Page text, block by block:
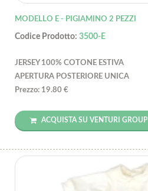
MODELLO E - PIGIAMINO 2 PEZZI
Codice Prodotto: 3500-E
JERSEY 100% COTONE ESTIVA
APERTURA POSTERIORE UNICA
Prezzo: 19.80 €
ACQUISTA SU VENTURI GROUP